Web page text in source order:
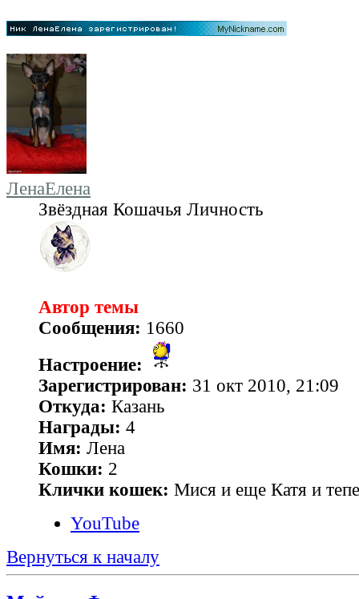
ЛенаЕлена
Звёздная Кошачья Личность
Автор темы
Сообщения: 1660
Настроение:
Зарегистрирован: 31 окт 2010, 21:09
Откуда: Казань
Награды: 4
Имя: Лена
Кошки: 2
Клички кошек: Мися и еще Катя и
YouTube
Вернуться к началу